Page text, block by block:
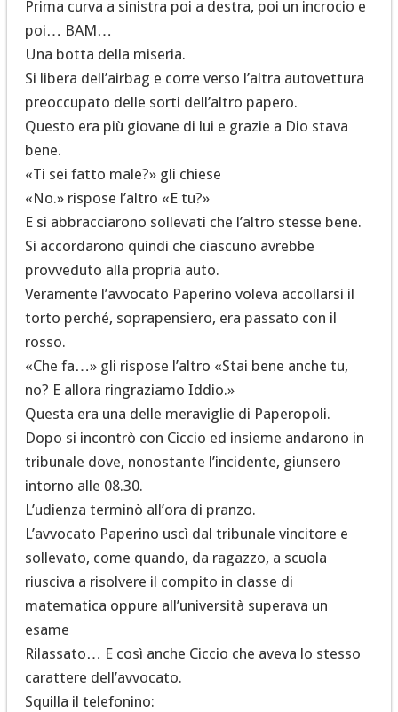
Prima curva a sinistra poi a destra, poi un incrocio e
poi… BAM…
Una botta della miseria.
Si libera dell’airbag e corre verso l’altra autovettura
preoccupato delle sorti dell’altro papero.
Questo era più giovane di lui e grazie a Dio stava
bene.
«Ti sei fatto male?» gli chiese
«No.» rispose l’altro «E tu?»
E si abbracciarono sollevati che l’altro stesse bene.
Si accordarono quindi che ciascuno avrebbe
provveduto alla propria auto.
Veramente l’avvocato Paperino voleva accollarsi il
torto perché, soprapensiero, era passato con il
rosso.
«Che fa…» gli rispose l’altro «Stai bene anche tu,
no? E allora ringraziamo Iddio.»
Questa era una delle meraviglie di Paperopoli.
Dopo si incontrò con Ciccio ed insieme andarono in
tribunale dove, nonostante l’incidente, giunsero
intorno alle 08.30.
L’udienza terminò all’ora di pranzo.
L’avvocato Paperino uscì dal tribunale vincitore e
sollevato, come quando, da ragazzo, a scuola
riusciva a risolvere il compito in classe di
matematica oppure all’università superava un
esame
Rilassato… E così anche Ciccio che aveva lo stesso
carattere dell’avvocato.
Squilla il telefonino: